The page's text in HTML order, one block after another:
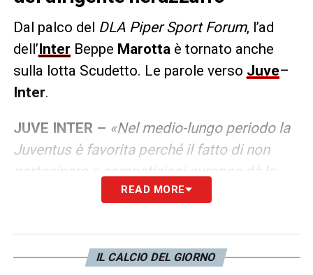
Dal palco del DLA Piper Sport Forum, l’ad
dell’Inter Beppe Marottaè tornato anche
sulla lotta Scudetto. Le parole verso Juve–
Inter.
JUVE INTER – «Nel medio-lungo periodo la
Juventus è favorita perché il fatto di non
partecipare a competizioni europee dà la
possibilità di pianificare meglio gli
agonistico, quindi meno infortuni, e di
conseguenza un vantaggio c’è. Certo,
READ MORE
IL CALCIO DEL GIORNO